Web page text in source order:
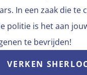
In een zaak die te
politie is het aan
te bevrijden!
VERKEN